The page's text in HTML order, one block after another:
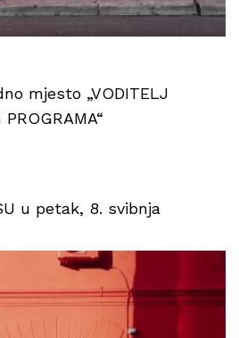
mjesto „VODITELJ
u petak, 8. svibnja